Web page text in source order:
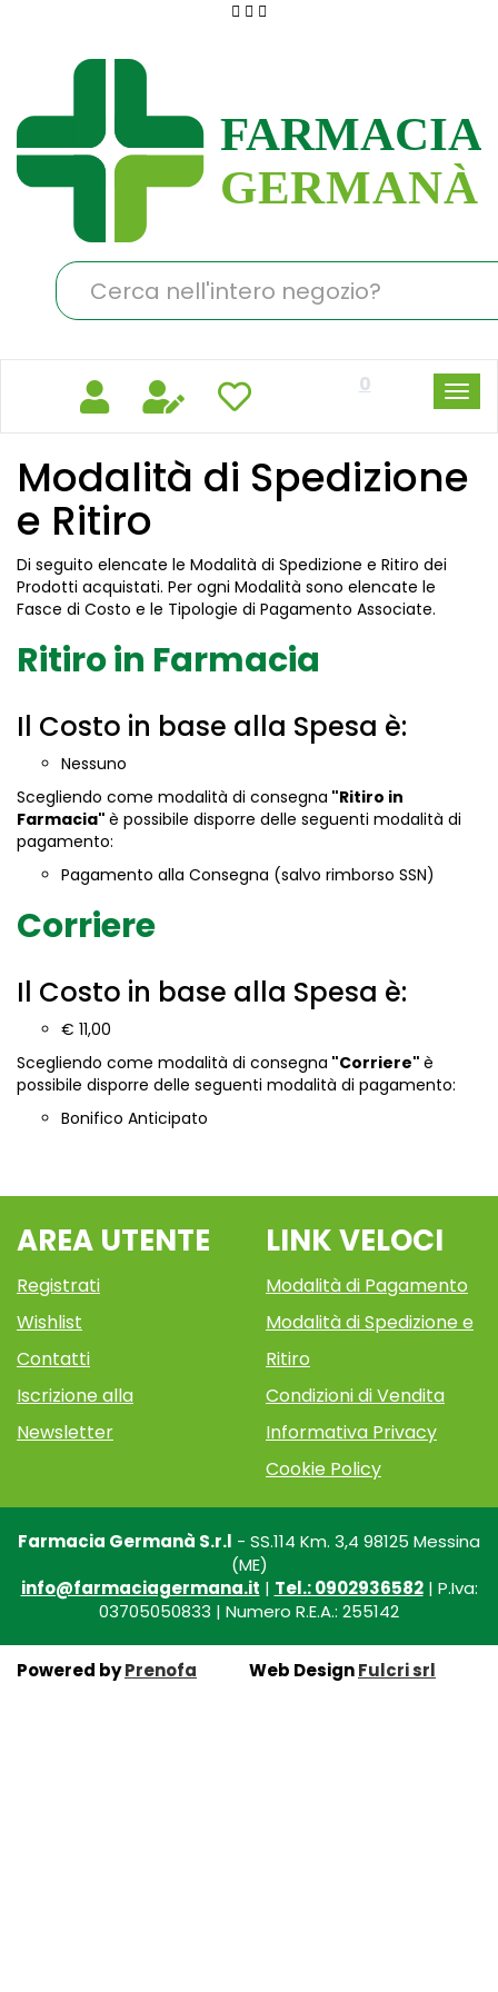
principale
Germanà
Cerca
Prodotto
0
Modalità di Spedizione
e Ritiro
Di seguito elencate le Modalità di Spedizione e Ritiro dei
Prodotti acquistati. Per ogni Modalità sono elencate le
Fasce di Costo e le Tipologie di Pagamento Associate.
Ritiro in Farmacia
Il Costo in base alla Spesa è:
Nessuno
Scegliendo come modalità di consegna "Ritiro in
Farmacia" è possibile disporre delle seguenti modalità di
pagamento:
Pagamento alla Consegna (salvo rimborso SSN)
Corriere
Il Costo in base alla Spesa è:
€ 11,00
Scegliendo come modalità di consegna "Corriere" è
possibile disporre delle seguenti modalità di pagamento:
Bonifico Anticipato
AREA UTENTE
Registrati
Wishlist
Contatti
Iscrizione alla
Newsletter
LINK VELOCI
Modalità di Pagamento
Modalità di Spedizione e
Ritiro
Condizioni di Vendita
Informativa Privacy
Cookie Policy
Farmacia Germanà S.r.l - SS.114 Km. 3,4 98125 Messina
(ME)
info@farmaciagermana.it | Tel.: 0902936582| P.Iva:
03705050833 | Numero R.E.A.: 255142
Powered byPrenofa Web DesignFulcri srl